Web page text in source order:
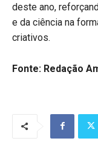
deste ano,
e da ciência na
criativos.
Fonte: Redação